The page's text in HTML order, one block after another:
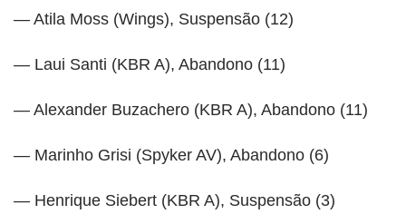
— Atila Moss (Wings), Suspensão (12)
— Laui Santi (KBR A), Abandono (11)
— Alexander Buzachero (KBR A), Abandono (11)
— Marinho Grisi (Spyker AV), Abandono (6)
— Henrique Siebert (KBR A), Suspensão (3)